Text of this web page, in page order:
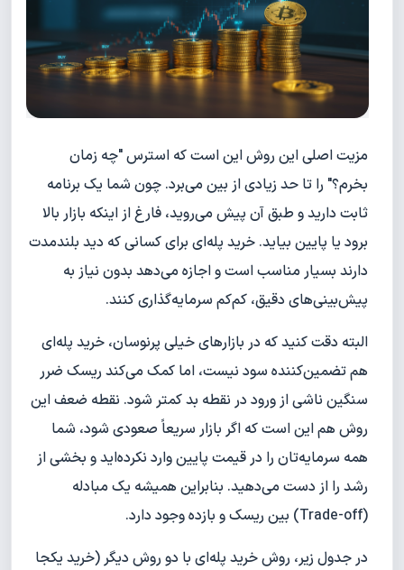
مزیت اصلی این روش این است که استرس "چه زمان
بخرم؟" را تا حد زیادی از بین می‌برد. چون شما یک برنامه
ثابت دارید و طبق آن پیش می‌روید، فارغ از اینکه بازار بالا
برود یا پایین بیاید. خرید پله‌ای برای کسانی که دید بلندمدت
دارند بسیار مناسب است و اجازه می‌دهد بدون نیاز به
پیش‌بینی‌های دقیق، کم‌کم سرمایه‌گذاری کنند.
البته دقت کنید که در بازارهای خیلی پرنوسان، خرید پله‌ای
هم تضمین‌کننده سود نیست، اما کمک می‌کند ریسک ضرر
سنگین ناشی از ورود در نقطه بد کمتر شود. نقطه ضعف این
روش هم این است که اگر بازار سریعاً صعودی شود، شما
همه سرمایه‌تان را در قیمت پایین وارد نکرده‌اید و بخشی از
رشد را از دست می‌دهید. بنابراین همیشه یک مبادله
(Trade-off) بین ریسک و بازده وجود دارد.
در جدول زیر، روش خرید پله‌ای با دو روش دیگر (خرید یکجا